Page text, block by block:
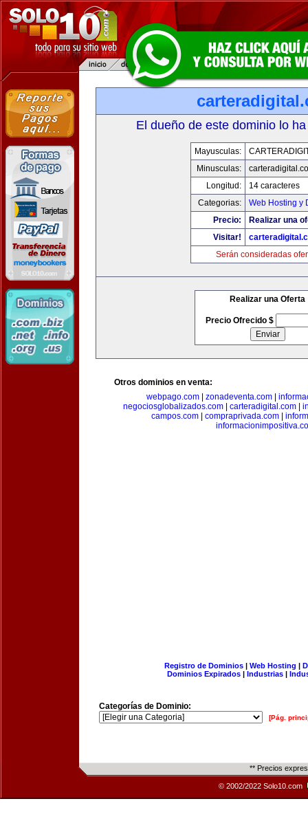
El dueño de este dominio lo
Mayusculas:
Minusculas:
Longitud:
14 caracteres
Categorias:
Web Hosting y
Precio:
Realizar una
Visitar!
Serán consideradas
Realizar una Oferta
Precio Ofrecido $
Otros dominios en venta:
webpago.com
zonadeventa.com
negociosglobalizados.com
carteradigital.com
campos.com
compraprivada.com
Registro de Dominios| Web Hosting |
Dominios Expirados | Industrias |
Categorías de Dominio:
[Pág.
** Precios
© 2002/2022 Solo10.com